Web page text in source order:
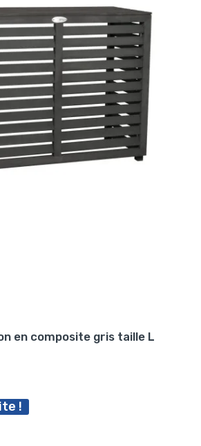
en composite gris taille L
!